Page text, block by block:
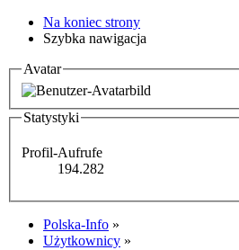
Na koniec strony
Szybka nawigacja
Avatar
Statystyki
Profil-Aufrufe
194.282
Polska-Info »
Użytkownicy »